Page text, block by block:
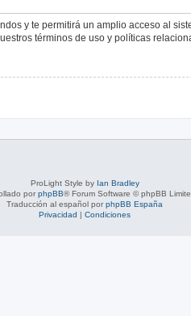
y te permitirá un amplio acceso al
términos de uso y políticas
ProLight Style by Ian Bradley
por phpBB® Forum Software © phpBB
Traducción al español por phpBB España
Privacidad | Condiciones